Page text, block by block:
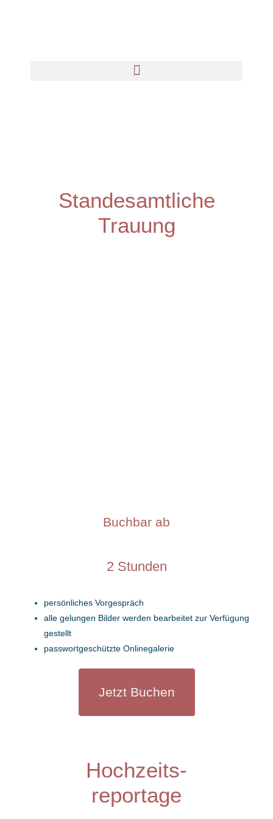
Standesamtliche
Trauung
Buchbar ab
2 Stunden
persönliches Vorgespräch
alle gelungen Bilder werden bearbeitet zur Verfügung
gestellt
passwortgeschützte Onlinegalerie
Jetzt Buchen
Hochzeits-
reportage